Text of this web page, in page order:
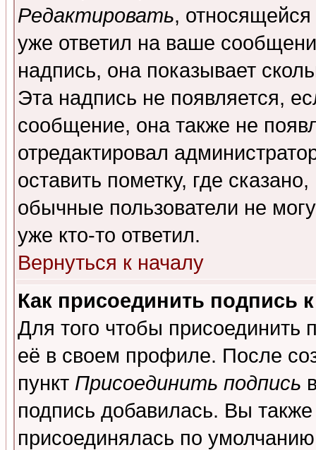
Редактировать,
уже ответил на ваше
надпись, она показывает
Эта надпись не появляется,
сообщение, она также не
отредактировал
оставить пометку, где
обычные пользователи не
уже кто-то ответил.
Вернуться к началу
Как присоединить подпись
Для того чтобы присоединить
её в своем профиле. После
пункт Присоединить подпись
подпись добавилась. Вы
присоединялась по